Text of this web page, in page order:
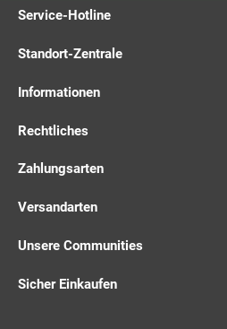
Service-Hotline
Standort-Zentrale
Informationen
Rechtliches
Zahlungsarten
Versandarten
Unsere Communities
Sicher Einkaufen